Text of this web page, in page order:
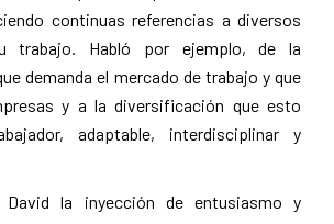
continuas referencias a diversos
trabajo. Habló por ejemplo, de la
demanda el mercado de trabajo y que
y a la diversificación que esto
adaptable, interdisciplinar y
David la inyección de entusiasmo y